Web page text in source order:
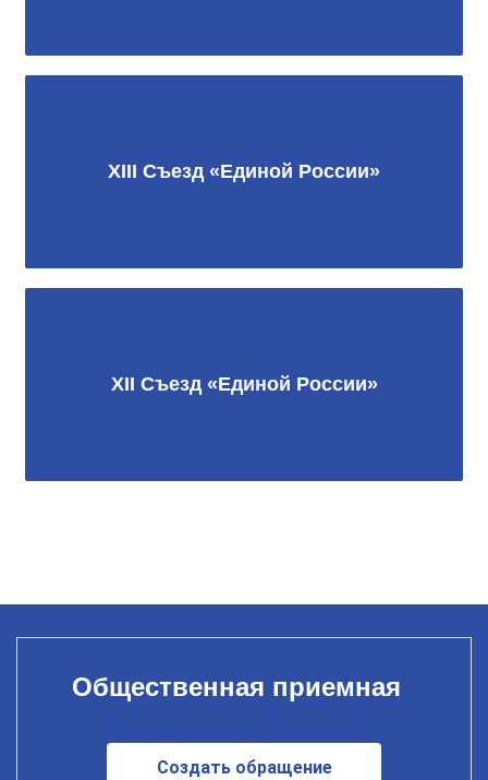
XIII Съезд «Единой России»
XII Съезд «Единой России»
Общественная приемная
Создать обращение